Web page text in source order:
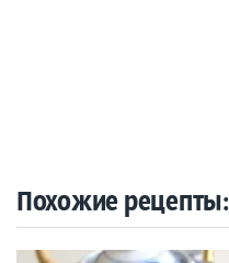
Похожие рецепты: